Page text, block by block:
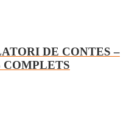
DE CONTES –